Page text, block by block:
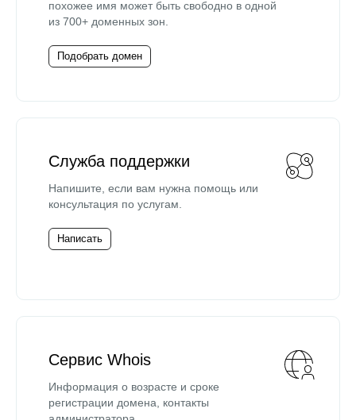
похожее имя может быть свободно в одной
из 700+ доменных зон.
Подобрать домен
Служба поддержки
Напишите, если вам нужна помощь или
консультация по услугам.
Написать
Сервис Whois
Информация о возрасте и сроке
регистрации домена, контакты